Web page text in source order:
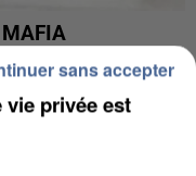
MAFIA
vie privée est
sans accepter